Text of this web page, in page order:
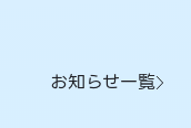
お知らせ一覧